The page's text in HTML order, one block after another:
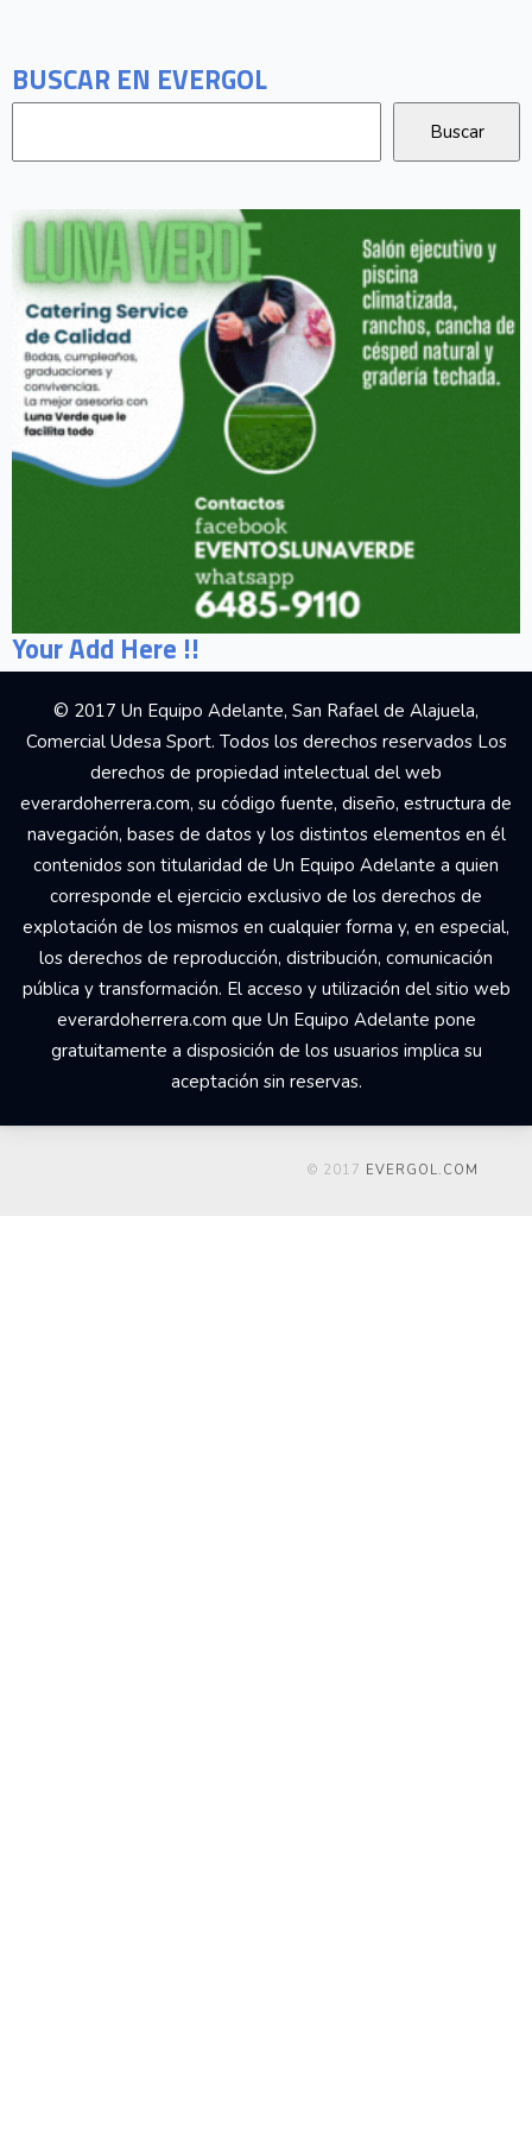
BUSCAR EN EVERGOL
Your Add Here !!
© 2017 Un Equipo Adelante, San Rafael de Alajuela,
Comercial Udesa Sport. Todos los derechos reservados Los
derechos de propiedad intelectual del web
everardoherrera.com, su código fuente, diseño, estructura de
navegación, bases de datos y los distintos elementos en él
contenidos son titularidad de Un Equipo Adelante a quien
corresponde el ejercicio exclusivo de los derechos de
explotación de los mismos en cualquier forma y, en especial,
los derechos de reproducción, distribución, comunicación
pública y transformación. El acceso y utilización del sitio web
everardoherrera.com que Un Equipo Adelante pone
gratuitamente a disposición de los usuarios implica su
aceptación sin reservas.
© 2017 EVERGOL.COM